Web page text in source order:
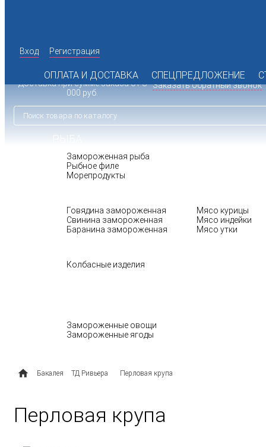
Вход Регистрация
ОПЛАТА И ДОСТАВКА СПЕЦПРЕДЛОЖЕНИЕ
+7 (925) 072 77 74
Заказать обратный звонок
10:00 до 17:00
Доставка при сумме заказа от 8
000 руб.
РЫБА
Замороженная рыба
Рыбное филе
Морепродукты
Говядина замороженная
Свинина замороженная
Баранина замороженная
Мясо курицы
Мясо индейки
Мясо утки
Колбасные изделия
Замороженные овощи
Замороженные ягоды
Бакалея ТД Ривьера Перловая крупа
Перловая крупа